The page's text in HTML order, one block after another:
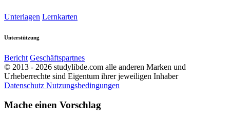
Unterlagen Lernkarten
Unterstützung
Bericht Geschäftspartnes
© 2013 - 2026 studylibde.com alle anderen Marken und
Urheberrechte sind Eigentum ihrer jeweiligen Inhaber
Datenschutz Nutzungsbedingungen
Mache einen Vorschlag